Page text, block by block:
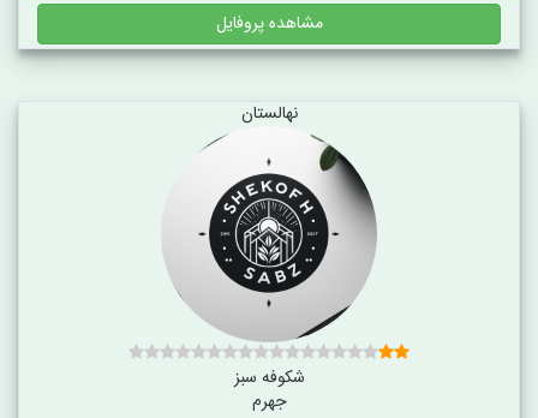
مشاهده پروفایل
نهالستان
شکوفه سبز
جهرم